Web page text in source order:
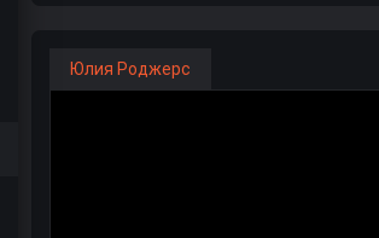
Юлия Роджерс